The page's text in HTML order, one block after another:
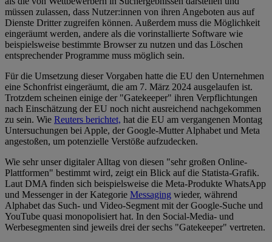
müssen zulassen, dass Nutzer:innen von ihren Angeboten aus auf
Dienste Dritter zugreifen können. Außerdem muss die Möglichkeit
eingeräumt werden, andere als die vorinstallierte Software wie
beispielsweise bestimmte Browser zu nutzen und das Löschen
entsprechender Programme muss möglich sein.
Für die Umsetzung dieser Vorgaben hatte die EU den Unternehmen
eine Schonfrist eingeräumt, die am 7. März 2024 ausgelaufen ist.
Trotzdem scheinen einige der "Gatekeeper" ihren Verpflichtungen
nach Einschätzung der EU noch nicht ausreichend nachgekommen
zu sein. Wie Reuters berichtet, hat die EU am vergangenen Montag
Untersuchungen bei Apple, der Google-Mutter Alphabet und Meta
angestoßen, um potenzielle Verstöße aufzudecken.
Wie sehr unser digitaler Alltag von diesen "sehr großen Online-
Plattformen" bestimmt wird, zeigt ein Blick auf die Statista-Grafik.
Laut DMA finden sich beispielsweise die Meta-Produkte WhatsApp
und Messenger in der Kategorie Messaging wieder, während
Alphabet das Such- und Video-Segment mit der Google-Suche und
YouTube quasi monopolisiert hat. In den Social-Media- und
Werbesegmenten sind jeweils drei der sechs "Gatekeeper" vertreten.